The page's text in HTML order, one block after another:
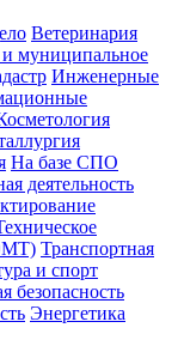
Ветеринария
и муниципальное
Инженерные
На базе СПО
деятельность
Транспортная
и спорт
безопасность
Энергетика